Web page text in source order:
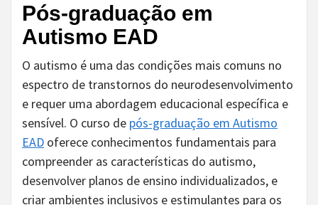
Pós-graduação em
Autismo EAD
O autismo é uma das condições mais comuns no
espectro de transtornos do neurodesenvolvimento
e requer uma abordagem educacional específica e
sensível. O curso de pós-graduação em Autismo
EAD oferece conhecimentos fundamentais para
compreender as características do autismo,
desenvolver planos de ensino individualizados, e
criar ambientes inclusivos e estimulantes para os